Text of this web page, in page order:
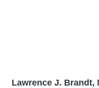
Lawrence J. Brandt,